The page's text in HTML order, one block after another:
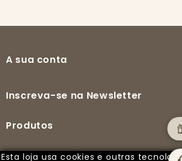
A sua conta
Inscreva-se na Newsletter
Produtos
Esta loja usa cookies e outras tecnologias para